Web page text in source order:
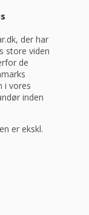
der har
store viden
de
i vores
inden
er ekskl.